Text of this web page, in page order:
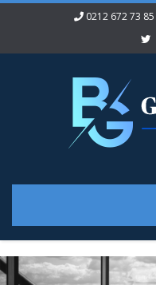
0212 672 73 85